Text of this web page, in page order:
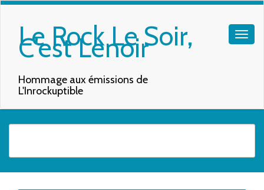
Le Rock Le Soir,
C'est Lenoir
Hommage aux émissions de
L'Inrockuptible